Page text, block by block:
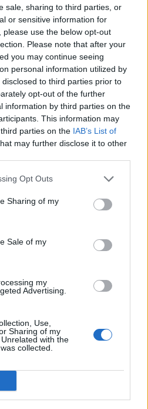
sale, sharing to third parties, or
or sensitive information for
use the below opt-out
Please note that after your
you may continue seeing
personal information utilized by
to third parties prior to
opt-out of the further
information by third parties on the
This information may
parties on the IAB’s List of
may further disclose it to other
Opt Outs
Sharing of my
Sale of my
my
Advertising.
Use,
Sharing of my
with the
collected.
W swojej
również
na osiągnięcie
na podstawie
Fredry. W swojej
również
Omów zagadnienie
W swojej odpowiedzi
wybrany kontekst.
literackie